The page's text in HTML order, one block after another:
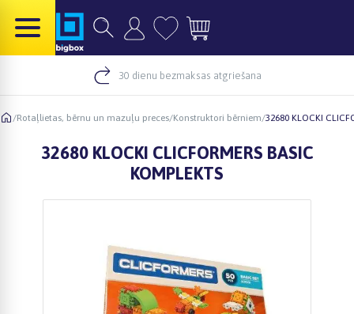
30 dienu bezmaksas atgriešana
/Rotaļlietas, bērnu un mazuļu preces/Konstruktori bērniem/32680 KLOCKI
32680 KLOCKI CLICFORMERS BASIC
KOMPLEKTS